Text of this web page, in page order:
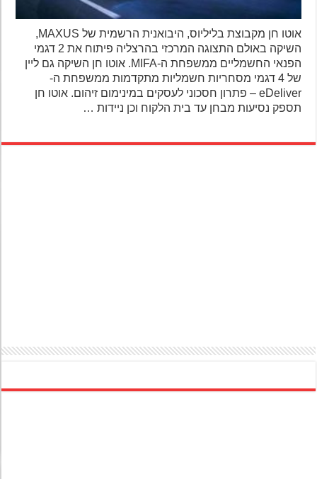
אוטו חן מקבוצת בליליוס, היבואנית הרשמית של MAXUS,
השיקה באולם התצוגה המרכזי בהרצליה פיתוח את 2 דגמי
הפנאי החשמליים ממשפחת ה-MIFA. אוטו חן השיקה גם ליין
של 4 דגמי מסחריות חשמליות מתקדמות ממשפחת ה-
eDeliver – פתרון חסכוני לעסקים במינימום זיהום. אוטו חן
תספק נסיעות מבחן עד בית הלקוח וכן ניידות …